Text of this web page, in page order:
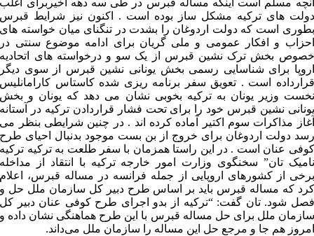
آنچه مسلم است اینکه مساله قبرس در طی سه دهه اخیربرای اغلب
دولت های ترکیه مشکل ساز بوده است . اکنون نیز شرایط قبرس
بطوری است که دولت اردوغان را بشدت در تنگنای میان خواسته های
احزاب و افکار عمومی و ملی گریان برای ادامه موضوع سنتی در
خصوص بخش ترک نشین قبرس از یک سو و درخواسته های اتحادیه
اروپا برای شناسایی رسمی بخش یونانی نشین قبرس از سوی دیگر
قرارداده است . تعویق سفر برنامه ریزی شده کاستاس کارامانلیس
نخست وزیر یونان به ترکیه بخوبی نشان می دهد که یونان و بخش
یونانی نشین قبرس خود را برای تحت فشار قراردادن ترکیه در آستانه
آغاز مذاکرات سوم اکتیر آماده کرده اند . در چنین شرایطی بنظر می
رسد دولت اردوغان برای خروج از بن بست موجود بدنبال احیای طرح
کوفی عنان است . در این راستا همزمان با سفر طلعت به ترکیه ترکیه
نامیک تان” سخنگوی وزارت امور خارجه ترکیه با انتقاد از مداخله
برخی از کشورهای اروپایی از جمله فرانسه در مساله قبرس، اعلام
کرد که مساله قبرس باید بر اساس طرح دبیر کل سازمان ملل حل و
فصل شود. تان گفت: “ترکیه از بدو اجرای طرح کوفی عنان دبیر کل
سازمان ملل برای حل مساله قبرس با این طرح هماهنگی نشان داده و
امروز هم جا و مرجع حل این مساله را سازمان ملل می‌داند.